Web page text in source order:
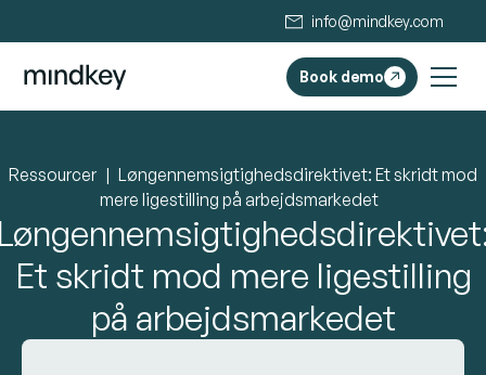
info@mindkey.com
Book demo
Ressourcer
Løngennemsigtighedsdirektivet: Et skridt mod
mere ligestilling på arbejdsmarkedet
Et skridt mod mere ligestilling
på arbejdsmarkedet